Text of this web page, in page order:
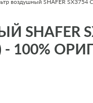
100%